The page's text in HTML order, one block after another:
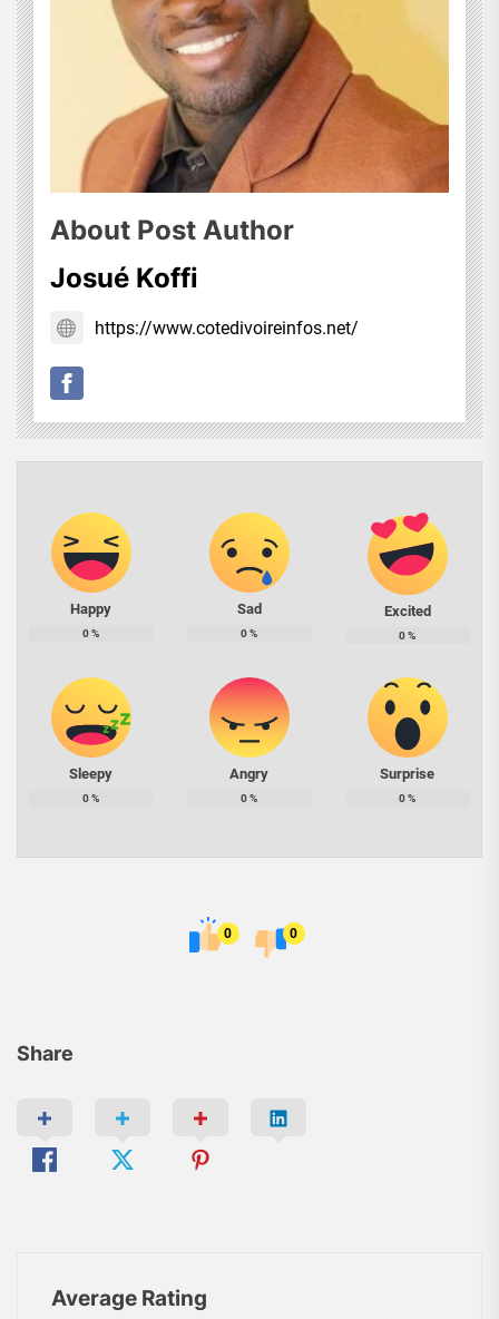
Share
About Post Author
Josué Koffi
https://www.cotedivoireinfos.net/
Happy
0%
Sad
0%
Excited
0%
Sleepy
0%
Angry
0%
Surprise
0%
0 0
Average Rating